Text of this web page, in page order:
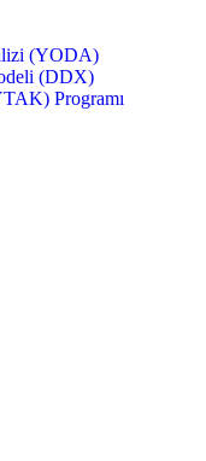
(YODA)
(DDX)
Programı